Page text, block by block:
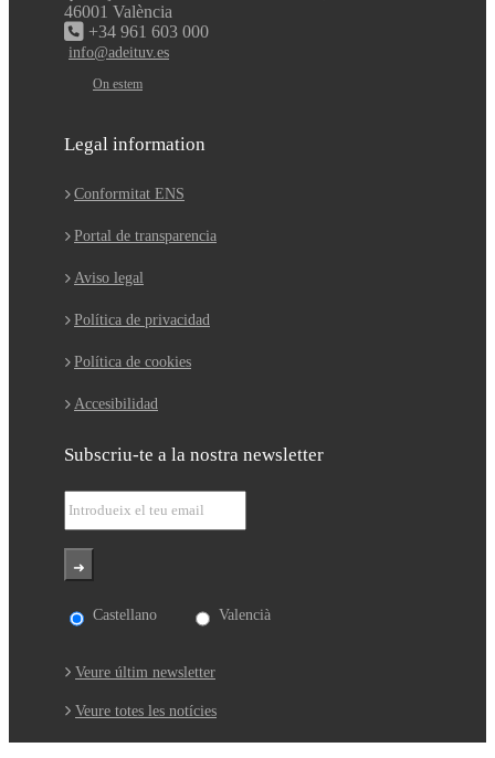
46001 València
+34 961 603 000
info@adeituv.es
On estem
Legal information
Conformitat ENS
Portal de transparencia
Aviso legal
Política de privacidad
Política de cookies
Accesibilidad
Subscriu-te a la nostra newsletter
Castellano Valencià
Veure últim newsletter
Veure totes les notícies